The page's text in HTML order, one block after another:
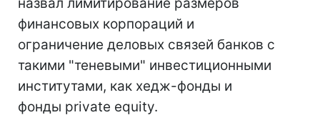
финансовых корпораций и
ограничение деловых связей банков с
такими "теневыми" инвестиционными
институтами, как хедж-фонды и
фонды private equity.